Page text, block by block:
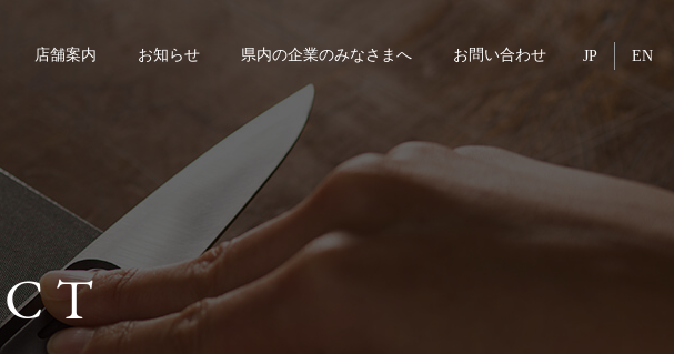
店舗案内 お知らせ 県内の企業のみなさまへ お問い合わせ JP EN